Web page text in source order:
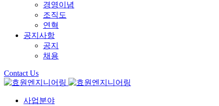
경영이념
조직도
연혁
공지사항
공지
채용
Contact Us
사업분야